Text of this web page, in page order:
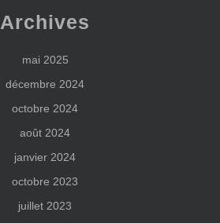
Archives
mai 2025
décembre 2024
octobre 2024
août 2024
janvier 2024
octobre 2023
juillet 2023